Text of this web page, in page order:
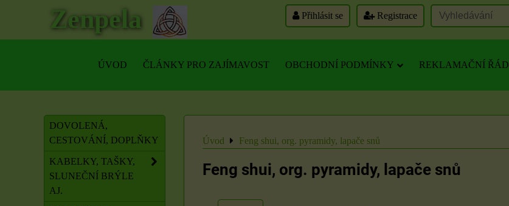
Zenpela Přihlásit se Registrace
ÚVOD ČLÁNKY PRO ZAJÍMAVOST OBCHODNÍ PODMÍNKY REKLAMAČNÍ ŘÁD
Úvod Feng shui, org. pyramidy, lapače snů
Feng shui, org. pyramidy, lapače snů
DOVOLENÁ,
CESTOVÁNÍ, DOPLŇKY
KABELKY, TAŠKY,
SLUNEČNÍ BRÝLE
AJ.